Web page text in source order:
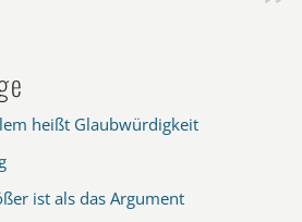
heißt Glaubwürdigkeit
ist als das Argument